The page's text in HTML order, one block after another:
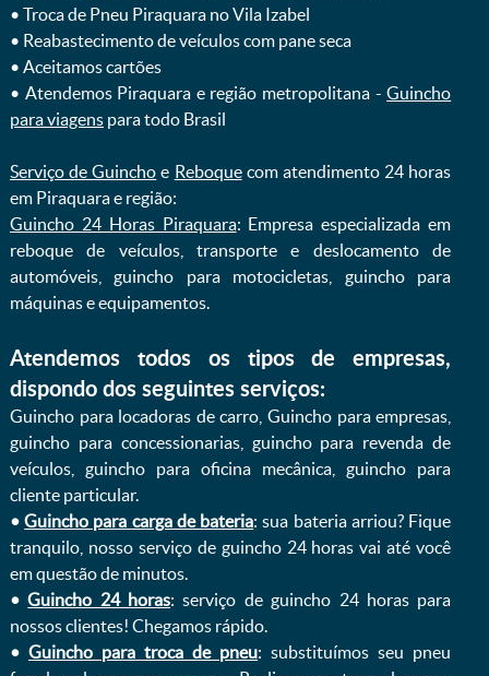
ㅤㅤ• Troca de Pneu Piraquara no Vila Izabel
ㅤㅤ• Reabastecimento de veículos com pane seca
ㅤㅤ• Aceitamos cartões
ㅤㅤ• Atendemos Piraquara e região metropolitana -Guincho
para viagenspara todo Brasil
Serviço de Guincho e Reboquecom atendimento 24 horas
em Piraquara e região:
Guincho 24 Horas Piraquara: Empresa especializada em
reboque de veículos, transporte e deslocamento de
automóveis, guincho para motocicletas, guincho para
máquinas e equipamentos.
Atendemos todos os tipos de empresas,
dispondo dos seguintes serviços:
Guincho para locadoras de carro, Guincho para empresas,
guincho para concessionarias, guincho para revenda de
veículos, guincho para oficina mecânica, guincho para
cliente particular.
•Guincho para carga de bateria: sua bateria arriou? Fique
tranquilo, nosso serviço de guincho 24 horas vai até você
em questão de minutos.
•Guincho 24 horas: serviço de guincho 24 horas para
nossos clientes! Chegamos rápido.
• Guincho para troca de pneu: substituímos seu pneu